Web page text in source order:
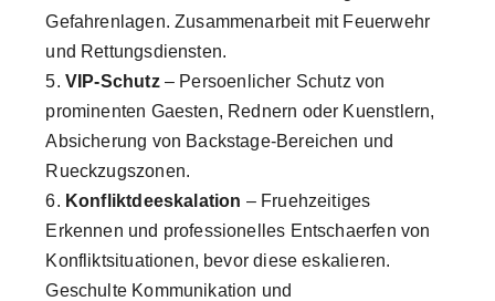
Gefahrenlagen. Zusammenarbeit mit Feuerwehr
und Rettungsdiensten.
VIP-Schutz– Persoenlicher Schutz von
prominenten Gaesten, Rednern oder Kuenstlern,
Absicherung von Backstage-Bereichen und
Rueckzugszonen.
Konfliktdeeskalation – Fruehzeitiges
Erkennen und professionelles Entschaerfen von
Konfliktsituationen, bevor diese eskalieren.
Geschulte Kommunikation und